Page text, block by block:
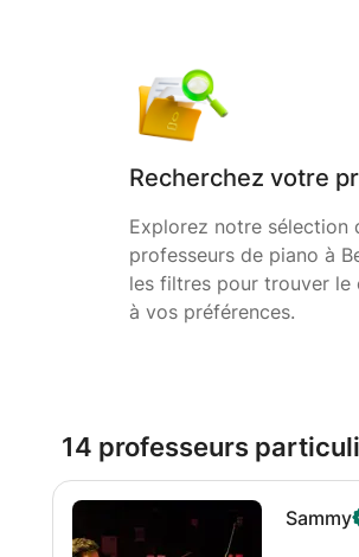
Recherchez votre
Explorez notre sélection
professeurs de piano à
les filtres pour trouver le
à vos préférences.
14 professeurs
Sammy